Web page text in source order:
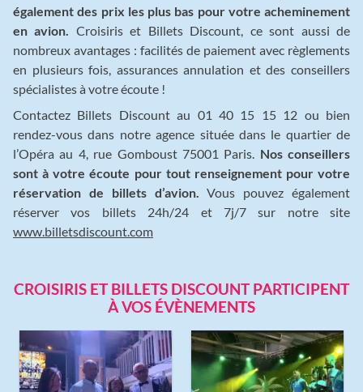
également des prix les plus bas pour votre acheminement
en avion.
Croisiris et Billets Discount, ce sont aussi de
nombreux avantages : facilités de paiement avec règlements
en plusieurs fois, assurances annulation et des conseillers
spécialistes à votre écoute !
Contactez Billets Discount au 01 40 15 15 12 ou bien
rendez-vous dans notre agence située dans le quartier de
l’Opéra au 4, rue Gomboust 75001 Paris. Nos conseillers
sont à votre écoute pour tout renseignement pour votre
réservation de billets d’avion.
Vous pouvez également
réserver vos billets 24h/24 et 7j/7 sur notre site
www.billetsdiscount.com
CROISIRIS ET BILLETS DISCOUNT PARTICIPENT
À VOS ÉVÈNEMENTS